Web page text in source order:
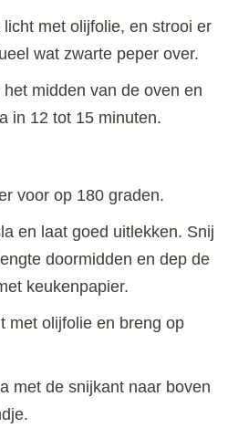
met olijfolie, en strooi er
wat zwarte peper over.
midden van de oven en
in 12 tot 15 minuten.
voor op 180 graden.
en laat goed uitlekken. Snij
doormidden en dep de
keukenpapier.
met olijfolie en breng op
met de snijkant naar boven